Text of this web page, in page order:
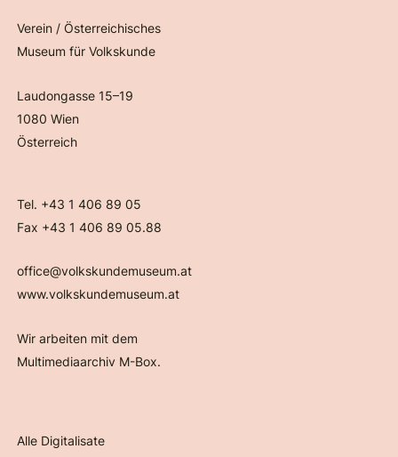
Verein / Österreichisches
Museum für Volkskunde
Laudongasse 15–19
1080 Wien
Österreich
Tel. +43 1 406 89 05
Fax +43 1 406 89 05.88
office@volkskundemuseum.at
www.volkskundemuseum.at
Wir arbeiten mit dem
Multimediaarchiv M-Box.
Alle Digitalisate